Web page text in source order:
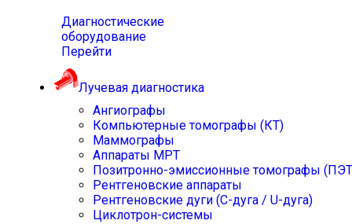
Диагностические
оборудование
Перейти
Лучевая диагностика
Ангиографы
Компьютерные томографы (КТ)
Маммографы
Аппараты МРТ
Позитронно-эмиссионные томографы
Рентгеновские аппараты
Рентгеновские дуги (С-дуга / U-дуга)
Циклотрон-системы